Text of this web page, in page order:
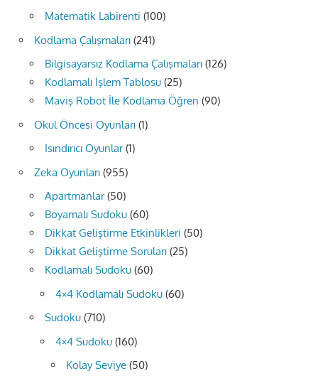
Matematik Labirenti (100)
Kodlama Çalışmaları (241)
Bilgisayarsız Kodlama Çalışmaları (126)
Kodlamalı İşlem Tablosu (25)
Maviş Robot İle Kodlama Öğren (90)
Okul Öncesi Oyunları (1)
Isındırıcı Oyunlar(1)
Zeka Oyunları (955)
Apartmanlar(50)
Boyamalı Sudoku (60)
Dikkat Geliştirme Etkinlikleri (50)
Dikkat Geliştirme Soruları (25)
Kodlamalı Sudoku (60)
4×4 Kodlamalı Sudoku (60)
Sudoku (710)
4×4 Sudoku (160)
Kolay Seviye (50)